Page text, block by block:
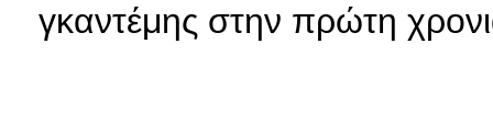
γκαντέμης στην πρώτη